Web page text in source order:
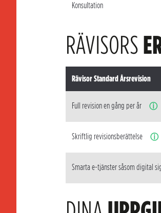
Konsultation
RÄVISORS
Rävisor Standard Årsrevision
Full revision en gång per år ⓘ
Skriftlig revisionsberättelse ⓘ
Smarta e-tjänster såsom digital